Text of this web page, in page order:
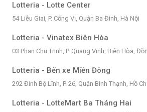
Lotteria - Lotte Center
54 Liễu Giai, P. Cống Vị, Quận Ba Đình, Hà Nội
Lotteria - Vinatex Biên Hòa
03 Phan Chu Trinh, P. Quang Vinh, Biên Hòa,
Lotteria - Bến xe Miền Đông
292 Đinh Bộ Lĩnh, P. 26, Quận Bình Thạnh, Hồ
Lotteria - LotteMart Ba Tháng Hai